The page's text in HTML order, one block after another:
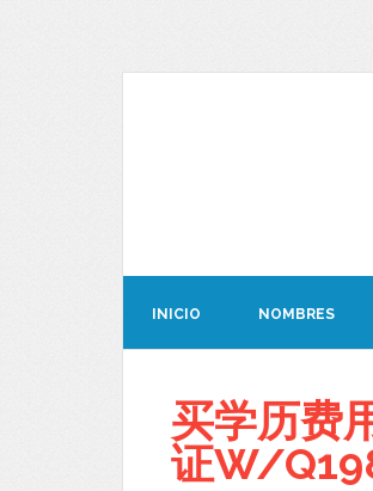
INICIO NOMBRES
买学历费
证W/